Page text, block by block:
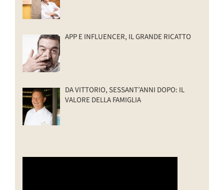
APP E INFLUENCER, IL GRANDE RICATTO
DA VITTORIO, SESSANT’ANNI DOPO: IL
VALORE DELLA FAMIGLIA